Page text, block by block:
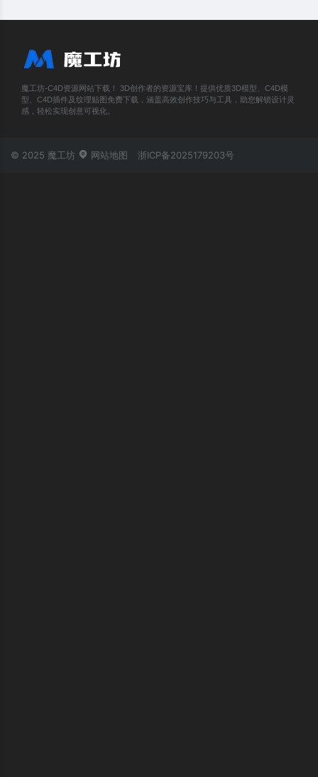
魔工坊-C4D资源网站下载！ 3D创作者的资源宝库！提供优质3D模型、C4D模
型、C4D插件及纹理贴图免费下载，涵盖高效创作技巧与工具，助您解锁设计灵
感，轻松实现创意可视化。
© 2025 魔工坊 网站地图 浙ICP备2025179203号